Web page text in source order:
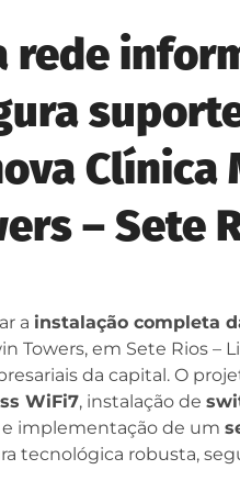
rede
Clínica
– Sete
a instalação completa
Towers, em Sete Rios –
da capital. O
WiFi7, instalação de
e implementação de um
tecnológica robusta,